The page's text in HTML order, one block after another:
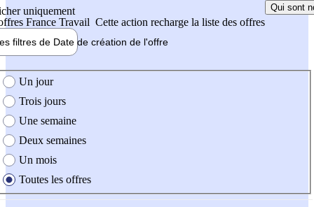
uniquement
France Travail Cette action recharge la liste des offres
Qui sont
filtres de Date de création de l'offre
création de l'offre
Un jour
Trois jours
Une semaine
Deux semaines
Un mois
Toutes les offres